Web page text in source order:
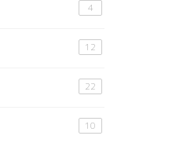
4
12
22
10